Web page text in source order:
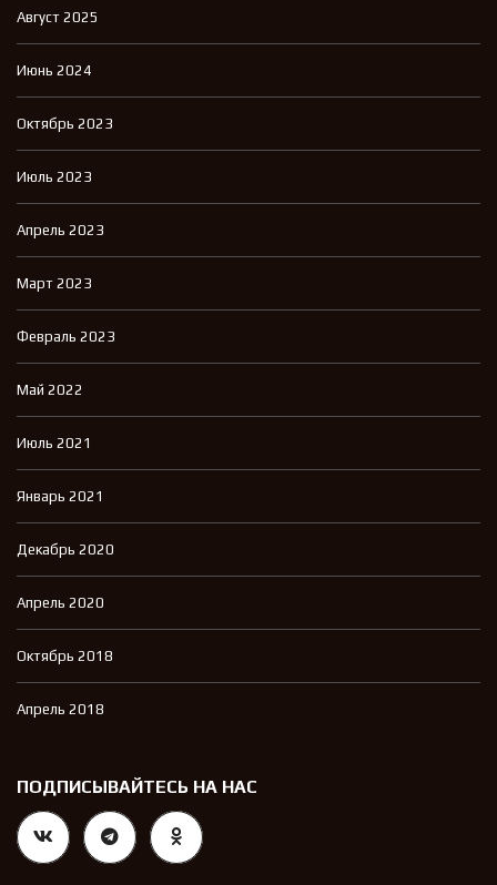
Август 2025
Июнь 2024
Октябрь 2023
Июль 2023
Апрель 2023
Март 2023
Февраль 2023
Май 2022
Июль 2021
Январь 2021
Декабрь 2020
Апрель 2020
Октябрь 2018
Апрель 2018
ПОДПИСЫВАЙТЕСЬ НА НАС